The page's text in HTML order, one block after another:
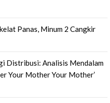
Panas, Minum 2 Cangkir
Distribusi: Analisis Mendalam
Your Mother Your Mother’